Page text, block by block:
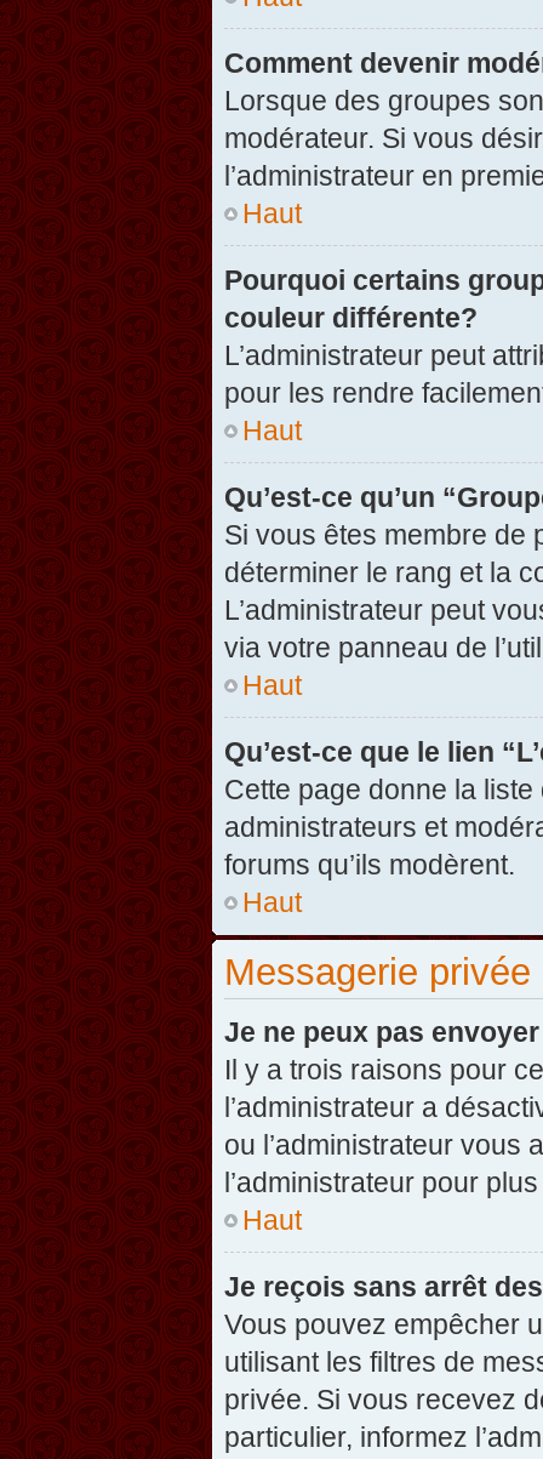
Comment devenir
Lorsque des groupes
modérateur. Si vous
l’administrateur en
Haut
Pourquoi certains
couleur différente?
L’administrateur peut
pour les rendre
Haut
Qu’est-ce qu’un
Si vous êtes membre de
déterminer le rang et la
L’administrateur peut
via votre panneau de
Haut
Qu’est-ce que le lien
Cette page donne la
administrateurs et
forums qu’ils modèrent.
Haut
Messagerie privée
Je ne peux pas
Il y a trois raisons pour
l’administrateur a
ou l’administrateur vous
l’administrateur pour
Haut
Je reçois sans arrêt
Vous pouvez empêcher
utilisant les filtres de
privée. Si vous recevez
particulier, informez